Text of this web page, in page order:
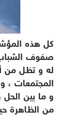
كل هذه
صفوف
له و تظل من
المجتمعات ،
و ما بين الحل
من الظاهرة